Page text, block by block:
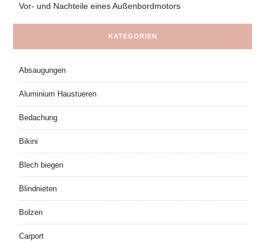
Vor- und Nachteile eines Außenbordmotors
KATEGORIEN
Absaugungen
Aluminium Haustueren
Bedachung
Bikini
Blech biegen
Blindnieten
Bolzen
Carport